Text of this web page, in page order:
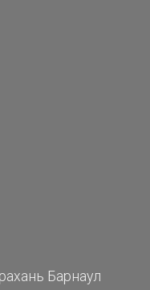
Барнаул